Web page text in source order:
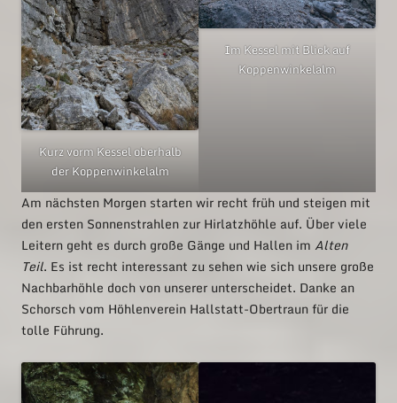
Kurz vorm Kessel oberhalb
der Koppenwinkelalm
Im Kessel mit Blick auf
Koppenwinkelalm
Am nächsten Morgen starten wir recht früh und steigen mit
den ersten Sonnenstrahlen zur Hirlatzhöhle auf. Über viele
Leitern geht es durch große Gänge und Hallen im Alten
Teil. Es ist recht interessant zu sehen wie sich unsere große
Nachbarhöhle doch von unserer unterscheidet. Danke an
Schorsch vom Höhlenverein Hallstatt-Obertraun für die
tolle Führung.